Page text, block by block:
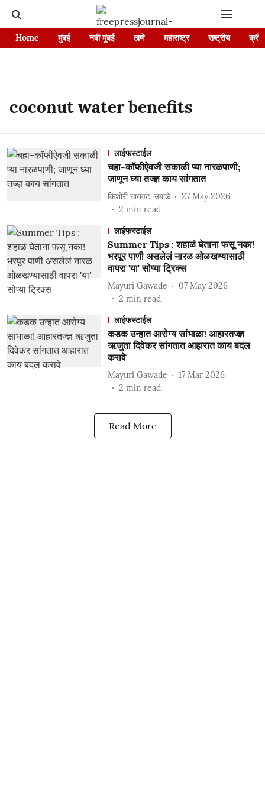
Home मुंबई नवी मुंबई ठाणे महाराष्ट्र राष्ट्रीय
coconut water benefits
लाईफस्टाईल
चहा-कॉफीऐवजी सकाळी प्या नारळपाणी;
जाणून घ्या तज्ज्ञ काय सांगतात
किशोरी घायवट-उबाळे
27 May 2026
2 min read
लाईफस्टाईल
Summer Tips : शहाळं घेताना फसू नका!
भरपूर पाणी असलेलं नारळ ओळखण्यासाठी
वापरा 'या' सोप्या ट्रिक्स
Mayuri Gawade
07 May 2026
2 min read
लाईफस्टाईल
कडक उन्हात आरोग्य सांभाळा! आहारतज्ज्ञ
ऋजुता दिवेकर सांगतात आहारात काय बदल
करावे
Mayuri Gawade
17 Mar 2026
2 min read
Read More